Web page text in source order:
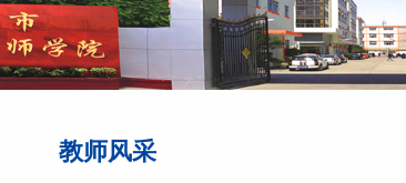
教师风采